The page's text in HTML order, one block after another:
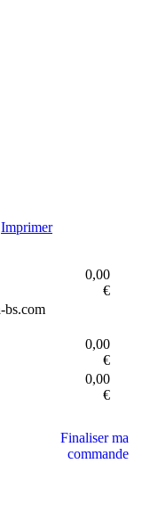
Imprimer
0,00
€
bs.com
0,00
€
0,00
€
Finaliser ma
commande